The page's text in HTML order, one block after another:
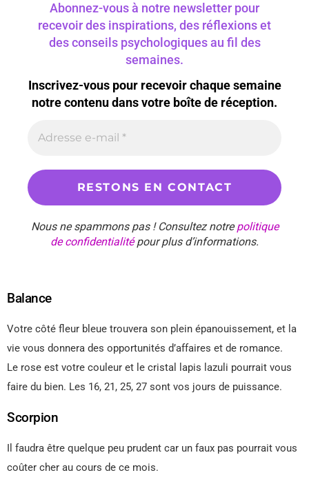
Abonnez-vous à notre newsletter pour
recevoir des inspirations, des réflexions et
des conseils psychologiques au fil des
semaines.
Inscrivez-vous pour recevoir chaque semaine
notre contenu dans votre boîte de réception.
Nous ne spammons pas ! Consultez notrepolitique
de confidentialitépour plus d’informations.
Balance
Votre côté fleur bleue trouvera son plein épanouissement, et la
vie vous donnera des opportunités d’affaires et de romance.
Le rose est votre couleur et le cristal lapis lazuli pourrait vous
faire du bien. Les 16, 21, 25, 27 sont vos jours de puissance.
Scorpion
Il faudra être quelque peu prudent car un faux pas pourrait vous
coûter cher au cours de ce mois.